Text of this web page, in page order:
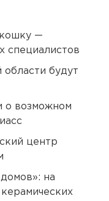
кошку —
специалистов
будут
о возможном
центр
на